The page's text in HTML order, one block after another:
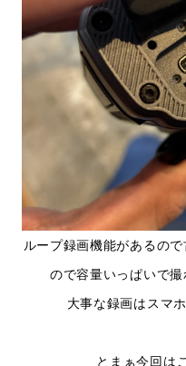
ループ録画機能があるの
ので容量いっぱいで
大事な録画はスマ
とまぁ今回は